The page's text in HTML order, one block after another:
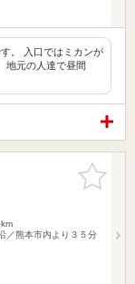
。 入口ではミカンが
地元の人達で昼間
お気に入
りに追加
／熊本市内より３５分